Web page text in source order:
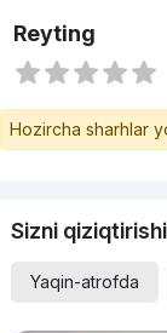
Reyting
Hozircha sharhlar
Sizni
Yaqin-atrofda